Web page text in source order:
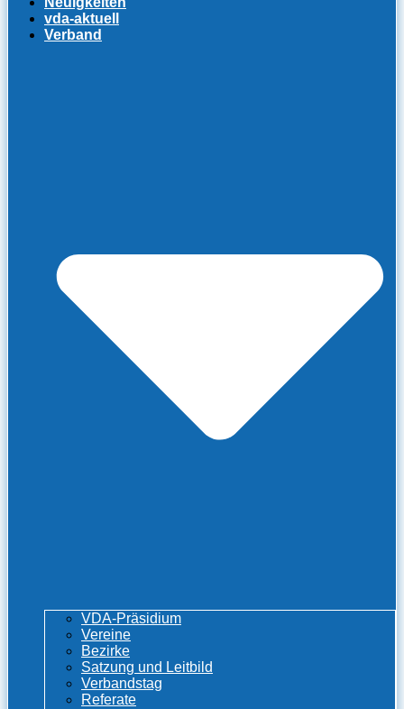
vda-aktuell
Verband
VDA-Präsidium
Vereine
Bezirke
Satzung und Leitbild
Verbandstag
Referate